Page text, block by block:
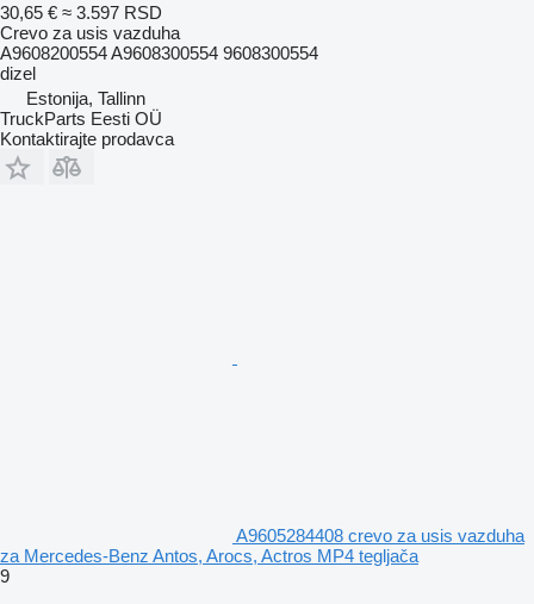
30,65 € ≈ 3.597 RSD
Crevo za usis vazduha
A9608200554 A9608300554 9608300554
dizel
Estonija, Tallinn
TruckParts Eesti OÜ
Kontaktirajte prodavca
A9605284408 crevo za usis vazduha
za Mercedes-Benz Antos, Arocs, Actros MP4 tegljača
9